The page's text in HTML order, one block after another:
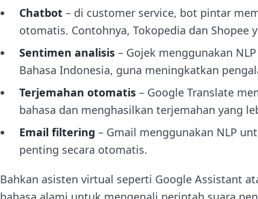
Chatbot – di customer service, bot pintar
otomatis. Contohnya, Tokopedia dan Shopee
Sentimen analisis – Gojek menggunakan
Bahasa Indonesia, guna meningkatkan
Terjemahan otomatis – Google Translate
bahasa dan menghasilkan terjemahan yang
Email filtering – Gmail menggunakan NLP
penting secara otomatis.
Bahkan asisten virtual seperti Google Assistant